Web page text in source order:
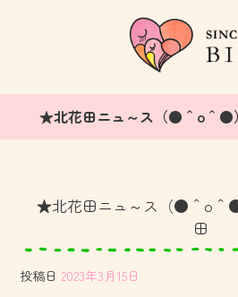
★北花田ニュ～ス（●＾o＾●
★北花田ニュ～ス（●＾o＾
田
投稿日 2023年3月15日